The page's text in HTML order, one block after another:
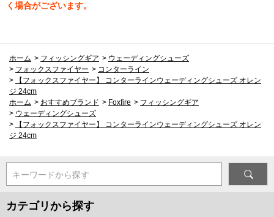
く場合がございます。
ホーム > フィッシングギア > ウェーディングシューズ
> フォックスファイヤー > コンターライン
>
【フォックスファイヤー】 コンターラインウェーディングシューズ オレン
ジ 24cm
ホーム > おすすめブランド > Foxfire > フィッシングギア
> ウェーディングシューズ
>
【フォックスファイヤー】 コンターラインウェーディングシューズ オレン
ジ 24cm
キーワードから探す
カテゴリから探す